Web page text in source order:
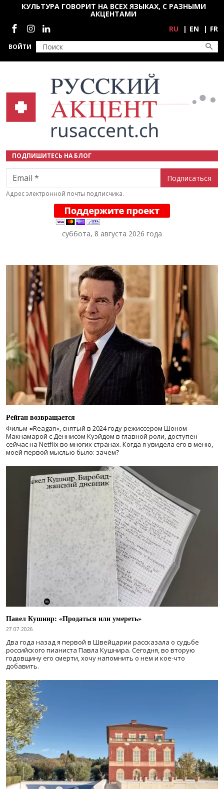
Перейти к основному содержанию
ВОЙТИ
КУЛЬТУРА ГОВОРИТ НА ВСЕХ ЯЗЫКАХ, С РАЗНЫМИ
АКЦЕНТАМИ
Социальные сети
RU EN FR
ПОДПИШИТЕСЬ НА БЛОГ
Email
Адрес электронной почты подписчика.
суббота, 8 августа 2026 года
Рейган возвращается
Фильм «Reagan», снятый в 2024 годурежиссером Шоном
Макнамарой с Деннисом Куэйдом в главной роли, доступен
сейчас на Netflix во многих странах. Когда я увидела его в меню,
моей первой мыслью было: зачем?
Павел Кушнир: «Продаться или умереть»
27.07.2026
Два года назад я первой в Швейцарии рассказала о судьбе
российского пианиста Павла Кушнира. Сегодня, во вторую
годовщину его смерти, хочу напомнить о нем и кое-что
добавить.